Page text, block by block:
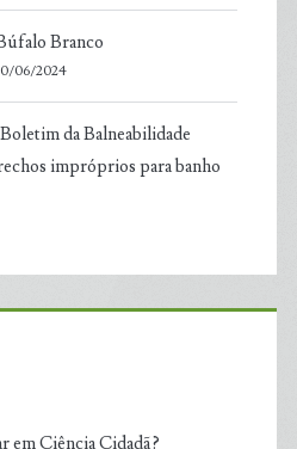
Branco
06/2024
da Balneabilidade
impróprios para banho
em Ciência Cidadã?